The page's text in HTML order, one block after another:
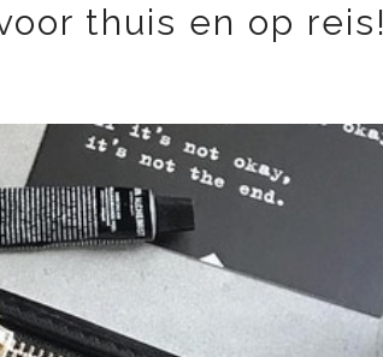
thuis en op reis!